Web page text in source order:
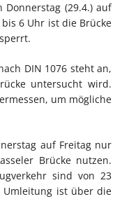
(29.4.) auf
6 Uhr ist die Brücke
DIN 1076 steht an,
untersucht wird.
um mögliche
auf Freitag nur
Brücke nutzen.
sind von 23
Umleitung ist über die